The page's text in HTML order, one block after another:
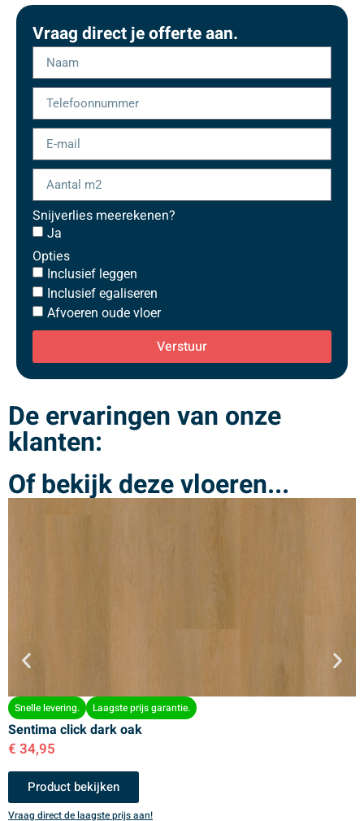
Vraag direct je offerte aan.
Snijverlies meerekenen?
Ja
Opties
Inclusief leggen
Inclusief egaliseren
Afvoeren oude vloer
Verstuur
De ervaringen van onze
klanten:
Of bekijk deze vloeren...
Snelle levering. Laagste prijs garantie.
Sentima click dark oak
€ 34,95
Product bekijken
Vraag direct de laagste prijs aan!